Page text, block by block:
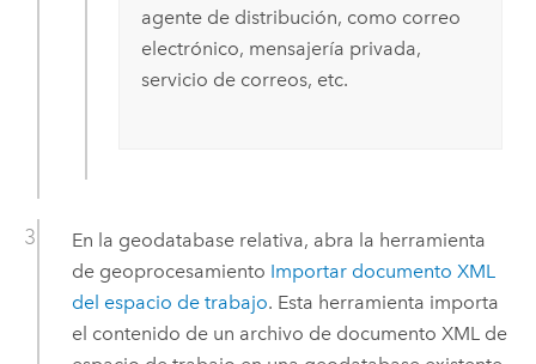
agente de distribución, como correo
electrónico, mensajería privada,
servicio de correos, etc.
En la geodatabase relativa, abra la herramienta
de geoprocesamiento Importar documento XML
del espacio de trabajo. Esta herramienta importa
el contenido de un archivo de documento XML de